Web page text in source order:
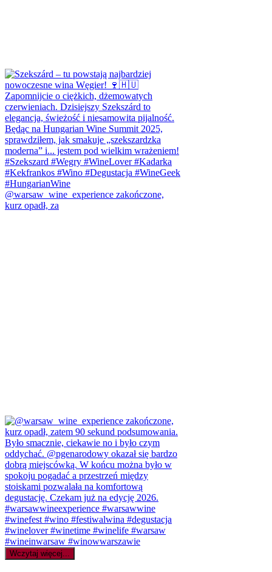
@warsaw_wine_experience zakończone,
kurz opadł, za
Wczytaj więcej...